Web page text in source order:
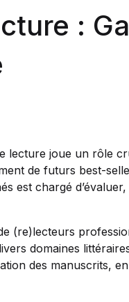
:
lecture joue un rôle
de futurs best-
est chargé
(re)lecteurs
domaines
des manuscrits,